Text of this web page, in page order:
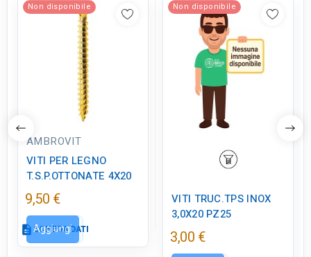
Non disponibile
AMBROVIT
VITI PER LEGNO
T.S.P.OTTONATE 4X20
9,50 €
descriptionSCHEDA DATI
Aggiungi
Non disponibile
VITI TRUC.TPS INOX
3,0X20 PZ25
3,00 €